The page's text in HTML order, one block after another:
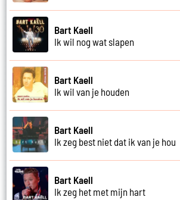
Bart Kaell
Ik wil nog wat slapen
Bart Kaell
Ik wil van je houden
Bart Kaell
Ik zeg best niet dat ik van je hou
Bart Kaell
Ik zeg het met mijn hart